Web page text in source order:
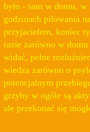
było - sam w domu,
godzinach piłowania
przyjacielem, koniec
razie zarówno w
widać, pełne
wiedza zarówno o
potencjalnym
grzyby w ogóle są
ale przekonać się